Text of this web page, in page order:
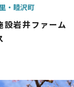
しトイレ
川シーワールド /
設岩井ファーム
睦沢町